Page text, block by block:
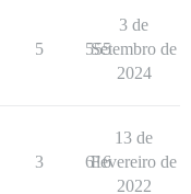
5 555
3 de
Setembro de
2024
3 616
13 de
Fevereiro de
2022